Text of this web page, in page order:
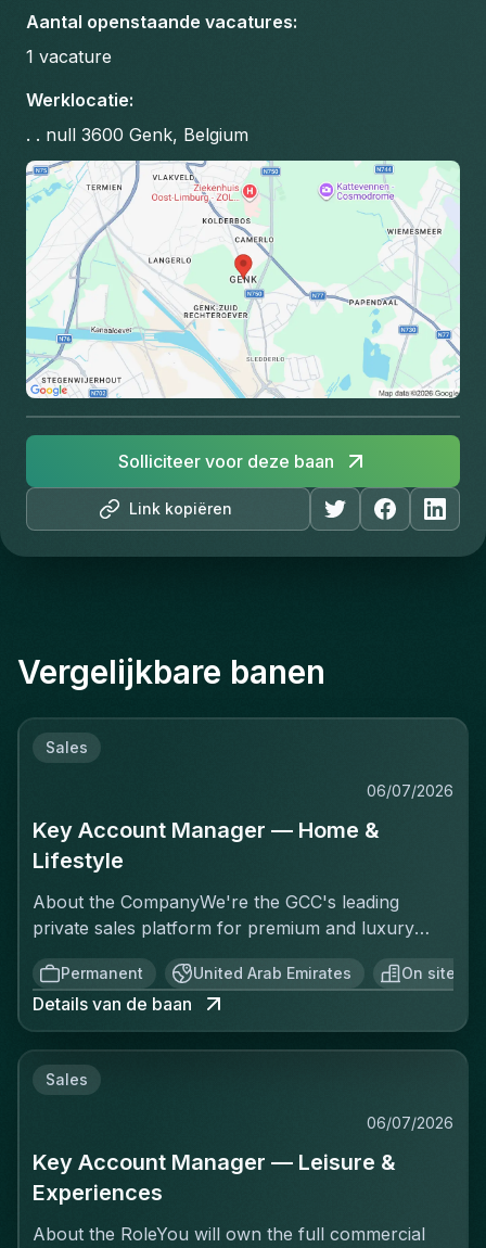
Aantal openstaande vacatures:
1 vacature
Werklocatie:
. . null 3600 Genk, Belgium
Link kopiëren
Solliciteer voor deze baan
Vergelijkbare banen
Sales
06/07/2026
Key Account Manager — Home &
Lifestyle
About the CompanyWe're the GCC's leading
private sales platform for premium and luxury
brands. We connect over 35,000 curated
members to exclusive, time-limited offers at
discounts of 50 to 85%. We're asset-light,
commission-based, and built for speed.The
covers everything beyond Fashion, Beauty, and
Electronics, Kids, and more. This is a growing
space with serious upside.About the RoleYou will
own the full commercial cycle for this vertical.
terms, and managing accounts to maximize
Permanent United Arab Emirates On site
Details van de baan
Sales
06/07/2026
Key Account Manager — Leisure &
Experiences
About the RoleYou will own the full commercial